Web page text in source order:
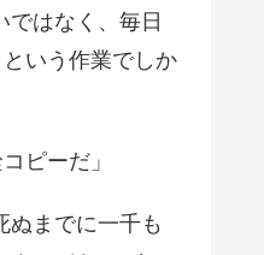
ではなく、毎日
いう作業でしか
ピーだ」
ぬまでに一千も